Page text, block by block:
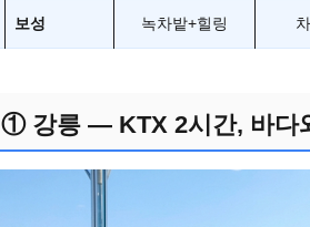
보성 녹차밭+힐링
① 강릉 — KTX 2시간, 바다